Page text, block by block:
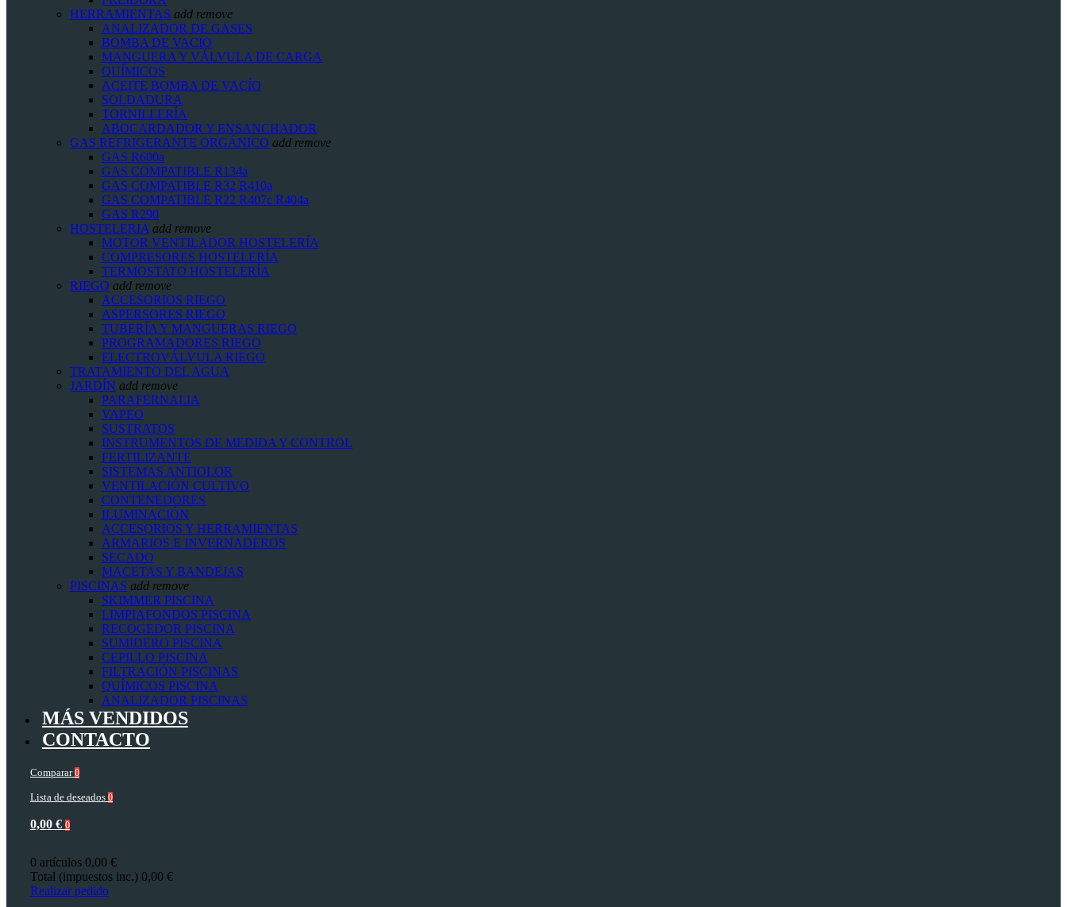
HERRAMIENTAS add remove
ANALIZADOR DE GASES
BOMBA DE VACIO
MANGUERA Y VÁLVULA DE CARGA
QUÍMICOS
ACEITE BOMBA DE VACÍO
SOLDADURA
TORNILLERÍA
ABOCARDADOR Y ENSANCHADOR
GAS REFRIGERANTE ORGÁNICO add remove
GAS R600a
GAS COMPATIBLE R134a
GAS COMPATIBLE R32 R410a
GAS COMPATIBLE R22 R407c R404a
GAS R290
HOSTELERIA add remove
MOTOR VENTILADOR HOSTELERÍA
COMPRESORES HOSTELERÍA
TERMOSTATO HOSTELERÍA
RIEGO add remove
ACCESORIOS RIEGO
ASPERSORES RIEGO
TUBERÍA Y MANGUERAS RIEGO
PROGRAMADORES RIEGO
ELECTROVÁLVULA RIEGO
TRATAMIENTO DEL AGUA
JARDÍN add remove
PARAFERNALIA
VAPEO
SUSTRATOS
INSTRUMENTOS DE MEDIDA Y CONTROL
FERTILIZANTE
SISTEMAS ANTIOLOR
VENTILACIÓN CULTIVO
CONTENEDORES
ILUMINACIÓN
ACCESORIOS Y HERRAMIENTAS
ARMARIOS E INVERNADEROS
SECADO
MACETAS Y BANDEJAS
PISCINAS add remove
SKIMMER PISCINA
LIMPIAFONDOS PISCINA
RECOGEDOR PISCINA
SUMIDERO PISCINA
CEPILLO PISCINA
FILTRACIÓN PISCINAS
QUÍMICOS PISCINA
ANALIZADOR PISCINAS
MÁS VENDIDOS
CONTACTO
Comparar 0
Lista de deseados 0
0,00 € 0
0 artículos 0,00 €
Total (impuestos inc.) 0,00 €
Realizar pedido